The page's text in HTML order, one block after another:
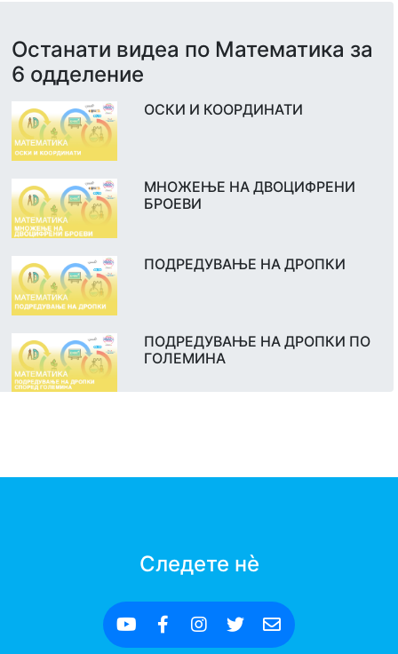
Останати видеа по Математика за
6 одделение
ОСКИ И КООРДИНАТИ
МНОЖЕЊЕ НА ДВОЦИФРЕНИ
БРОЕВИ
ПОДРЕДУВАЊЕ НА ДРОПКИ
ПОДРЕДУВАЊЕ НА ДРОПКИ ПО
ГОЛЕМИНА
Следете нè